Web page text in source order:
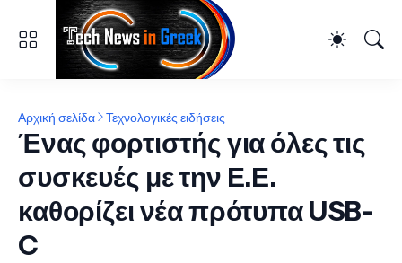
Αρχική σελίδα Τεχνολογικές ειδήσεις
Ένας φορτιστής για όλες τις
συσκευές με την Ε.Ε.
καθορίζει νέα πρότυπα USB-
C